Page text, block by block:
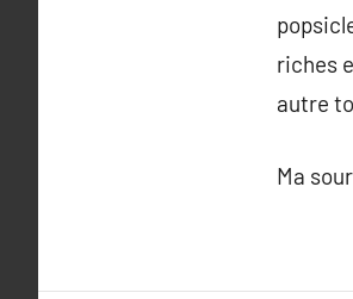
riches
autre
Ma